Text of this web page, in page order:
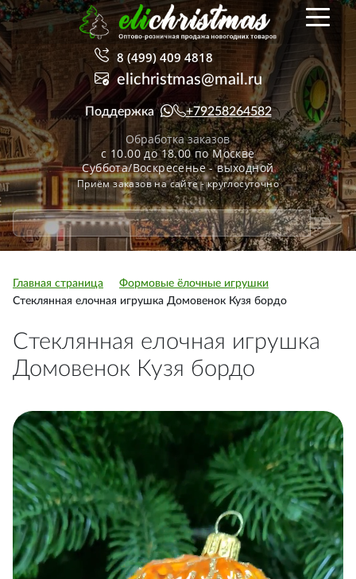
8 (499) 409 4818
elichristmas@mail.ru
Поддержка +79258264582
Обработка заказов
с 10.00 до 18.00 по Москве
Суббота/Воскресенье - выходной
Приём заказов на сайте - круглосуточно
Главная страница
Формовые ёлочные игрушки
Стеклянная елочная игрушка Домовенок Кузя бордо
Стеклянная елочная игрушка
Домовенок Кузя бордо